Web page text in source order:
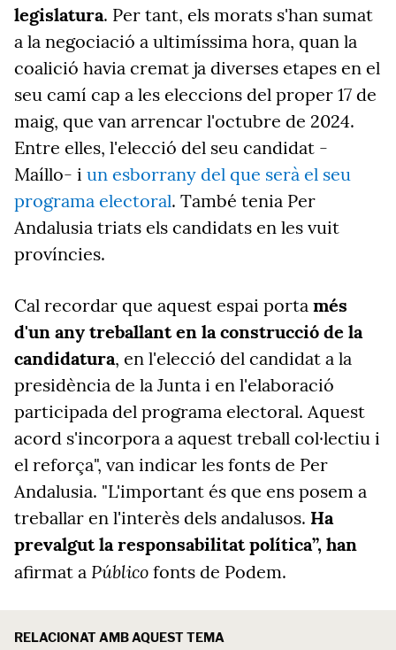
legislatura. Per tant, els morats s'han sumat
a la negociació a ultimíssima hora, quan la
coalició havia cremat ja diverses etapes en el
seu camí cap a les eleccions del proper 17 de
maig, que van arrencar l'octubre de 2024.
Entre elles, l'elecció del seu candidat -
Maíllo- i un esborrany del que serà el seu
programa electoral. També tenia Per
Andalusia triats els candidats en les vuit
províncies.
Cal recordar que aquest espai porta més
d'un any treballant en la construcció de la
candidatura, en l'elecció del candidat a la
presidència de la Junta i en l'elaboració
participada del programa electoral. Aquest
acord s'incorpora a aquest treball col·lectiu i
el reforça", van indicar les fonts de Per
Andalusia. "L'important és que ens posem a
treballar en l'interès dels andalusos. Ha
prevalgut la responsabilitat política”, han
afirmat a Público fonts de Podem.
RELACIONAT AMB AQUEST TEMA